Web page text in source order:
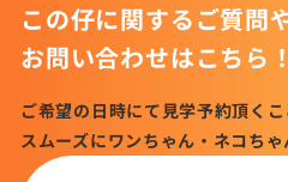
この仔に関するご質問
お問い合わせはこちら！
ご希望の日時にて見学予約頂くこ
スムーズにワンちゃん・ネコちゃ